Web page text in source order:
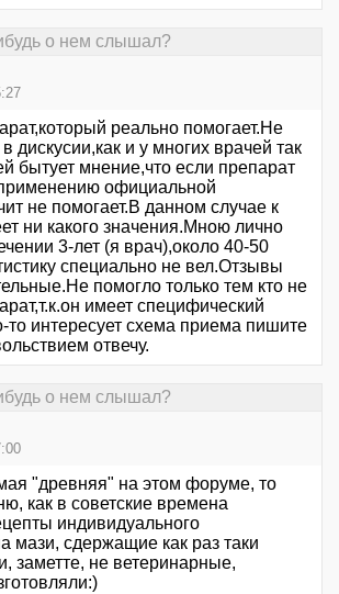
о нем слышал?
реально помогает.Не
дискусии,как и у многих врачей так
бытует мнение,что если препарат
официальной
не помогает.В данном случае к
ни какого значения.Мною лично
3-лет (я врач),около 40-50
специально не вел.Отзывы
помогло только тем кто не
имеет специфический
то интересует схема приема пишите
отвечу.
о нем слышал?
"древняя" на этом форуме, то
как в советские времена
индивидуального
мази, сдержащие как раз таки
заметте, не ветеринарные,